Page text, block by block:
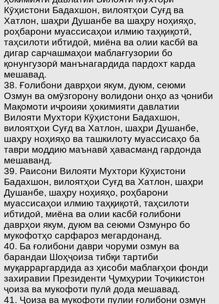
Кӯҳистони Бадахшон, вилоятҳои Суғд ва
Хатлон, шаҳри Душанбе ва шаҳру ноҳияҳо,
роҳбарони муассисаҳои илмию таҳқиқотӣ,
таҳсилоти ибтидоӣ, миёна ва олии касбӣ ва
дигар сарчашмаҳои маблағгузории бо
қонунгузорӣ манънагардида пардохт карда
мешавад.
38. Ғолибони даврҳои якум, дуюм, сеюми
Озмун ва омӯзгорону волидони онҳо аз ҷониби
Мақомоти иҷроияи ҳокимияти давлатии
Вилояти Мухтори Кӯҳистони Бадахшон,
вилоятҳои Суғд ва Хатлон, шаҳри Душанбе,
шаҳру ноҳияҳо ва ташкилоту муассисаҳо ба
таври моддию маънавӣ ҳавасманд гардонда
мешаванд.
39. Раисони Вилояти Мухтори Кӯҳистони
Бадахшон, вилоятҳои Суғд ва Хатлон, шаҳри
Душанбе, шаҳру ноҳияҳо, роҳбарони
муассисаҳои илмию таҳқиқотӣ, таҳсилоти
ибтидоӣ, миёна ва олии касбӣ ғолибони
даврҳои якум, дуюм ва сеюми Озмунро бо
мукофотҳо сарфароз мегардонанд.
40. Ба ғолибони даври чоруми озмун ва
барандаи Шоҳҷоиза тибқи тартиби
муқарраргардида аз ҳисоби маблағҳои фонди
захиравии Президенти Ҷумҳурии Тоҷикистон
ҷоиза ва мукофоти пулӣ дода мешавад.
41. Ҷоиза ва мукофоти пулии ғолибони озмун